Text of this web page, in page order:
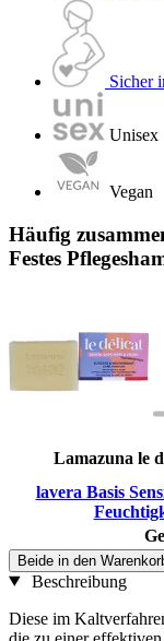
Sicher
Unisex
Vegan
Häufig
Festes
Lamazuna le
lavera Basis
Beide in den
Beschreibung
Diese im